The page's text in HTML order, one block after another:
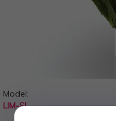
Model:
LIM-SI